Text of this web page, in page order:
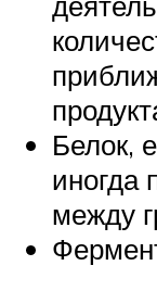
Белок,
иногда
между